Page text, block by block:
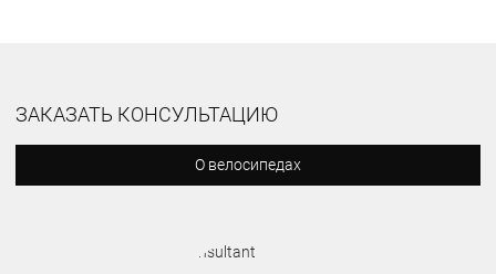
ЗАКАЗАТЬ КОНСУЛЬТАЦИЮ
О велосипедах